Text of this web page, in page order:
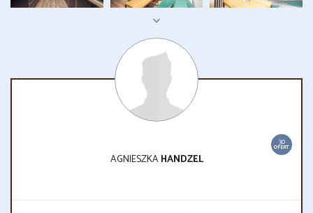
30
OFERT
AGNIESZKAHANDZEL